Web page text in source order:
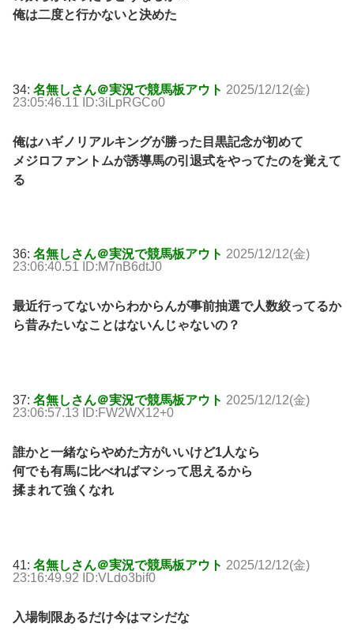
俺は二度と行かないと決めた
34: 名無しさん＠実況で競馬板アウト 2025/12/12(金)
23:05:46.11 ID:3iLpRGCo0
俺はハギノリアルキングが勝った目黒記念が初めて
メジロファントムが誘導馬の引退式をやってたのを覚えて
る
36: 名無しさん＠実況で競馬板アウト 2025/12/12(金)
23:06:40.51 ID:M7nB6dtJ0
最近行ってないからわからんが事前抽選で人数絞ってるか
ら昔みたいなことはないんじゃないの？
37: 名無しさん＠実況で競馬板アウト 2025/12/12(金)
23:06:57.13 ID:FW2WX12+0
誰かと一緒ならやめた方がいいけど1人なら
何でも有馬に比べればマシって思えるから
揉まれて強くなれ
41: 名無しさん＠実況で競馬板アウト 2025/12/12(金)
23:16:49.92 ID:VLdo3bif0
入場制限あるだけ今はマシだな